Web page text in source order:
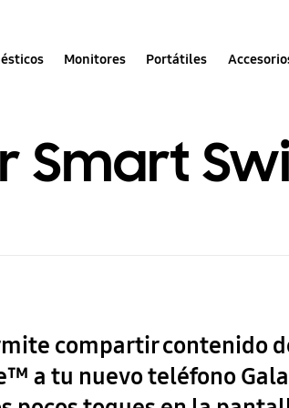
Monitores Portátiles
Smart
compartir contenido
a tu nuevo teléfono